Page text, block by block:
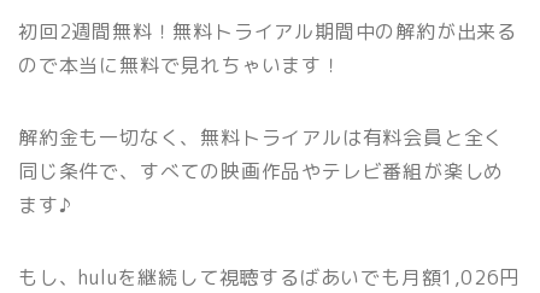
初回2週間無料！無料トライアル期間中の解約が出来る
ので本当に無料で見れちゃいます！
解約金も一切なく、無料トライアルは有料会員と全く
同じ条件で、すべての映画作品やテレビ番組が楽しめ
ます♪
もし、huluを継続して視聴するばあいでも月額1,026円